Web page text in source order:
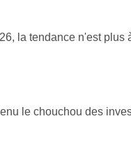
la tendance n'est
le chouchou des